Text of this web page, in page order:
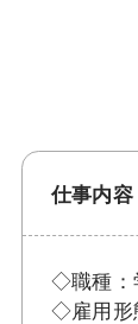
仕事内容
◇職種：
◇雇用形